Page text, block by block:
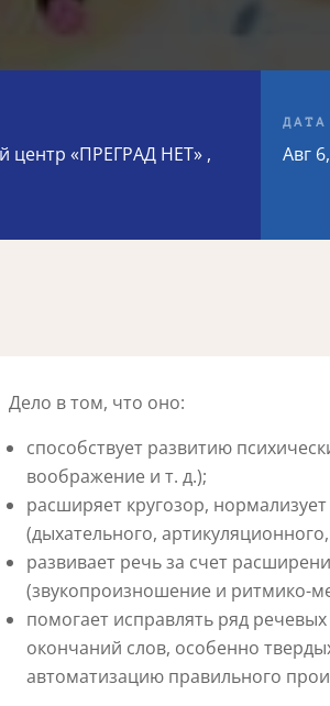
центр «ПРЕГРАД НЕТ» ,
ДАТА
Авг
Дело в том, что оно:
способствует развитию
воображение и т. д.);
расширяет кругозор,
(дыхательного,
развивает речь за счет
(звукопроизношение и ритмико-
помогает исправлять ряд
окончаний слов, особенно
автоматизацию правильного